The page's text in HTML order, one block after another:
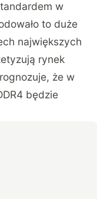
w
to duże
największych
rynek
że w
będzie